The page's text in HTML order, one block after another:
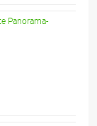
Panorama-